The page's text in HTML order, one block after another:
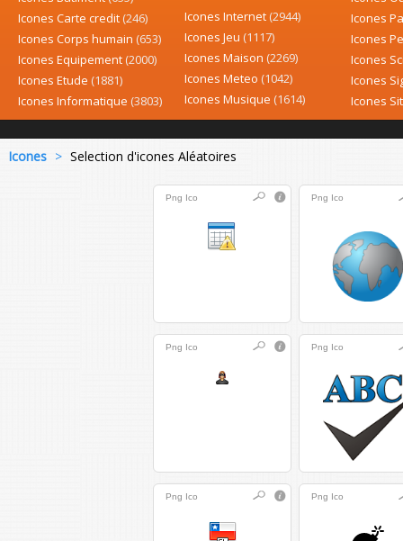
Icones Carte credit(246)
Icones Corps humain (653)
Icones Equipement (2000)
Icones Etude (1881)
Icones Informatique (3803)
Icones Internet(2944)
Icones Jeu (1117)
Icones Maison (2269)
Icones Meteo (1042)
Icones Musique (1614)
Icones
Icones
Icones
Icones
Icones
Icones > Selection d'icones Aléatoires
Png Ico Png Ico
Png Ico Png Ico
Png Ico Png Ico